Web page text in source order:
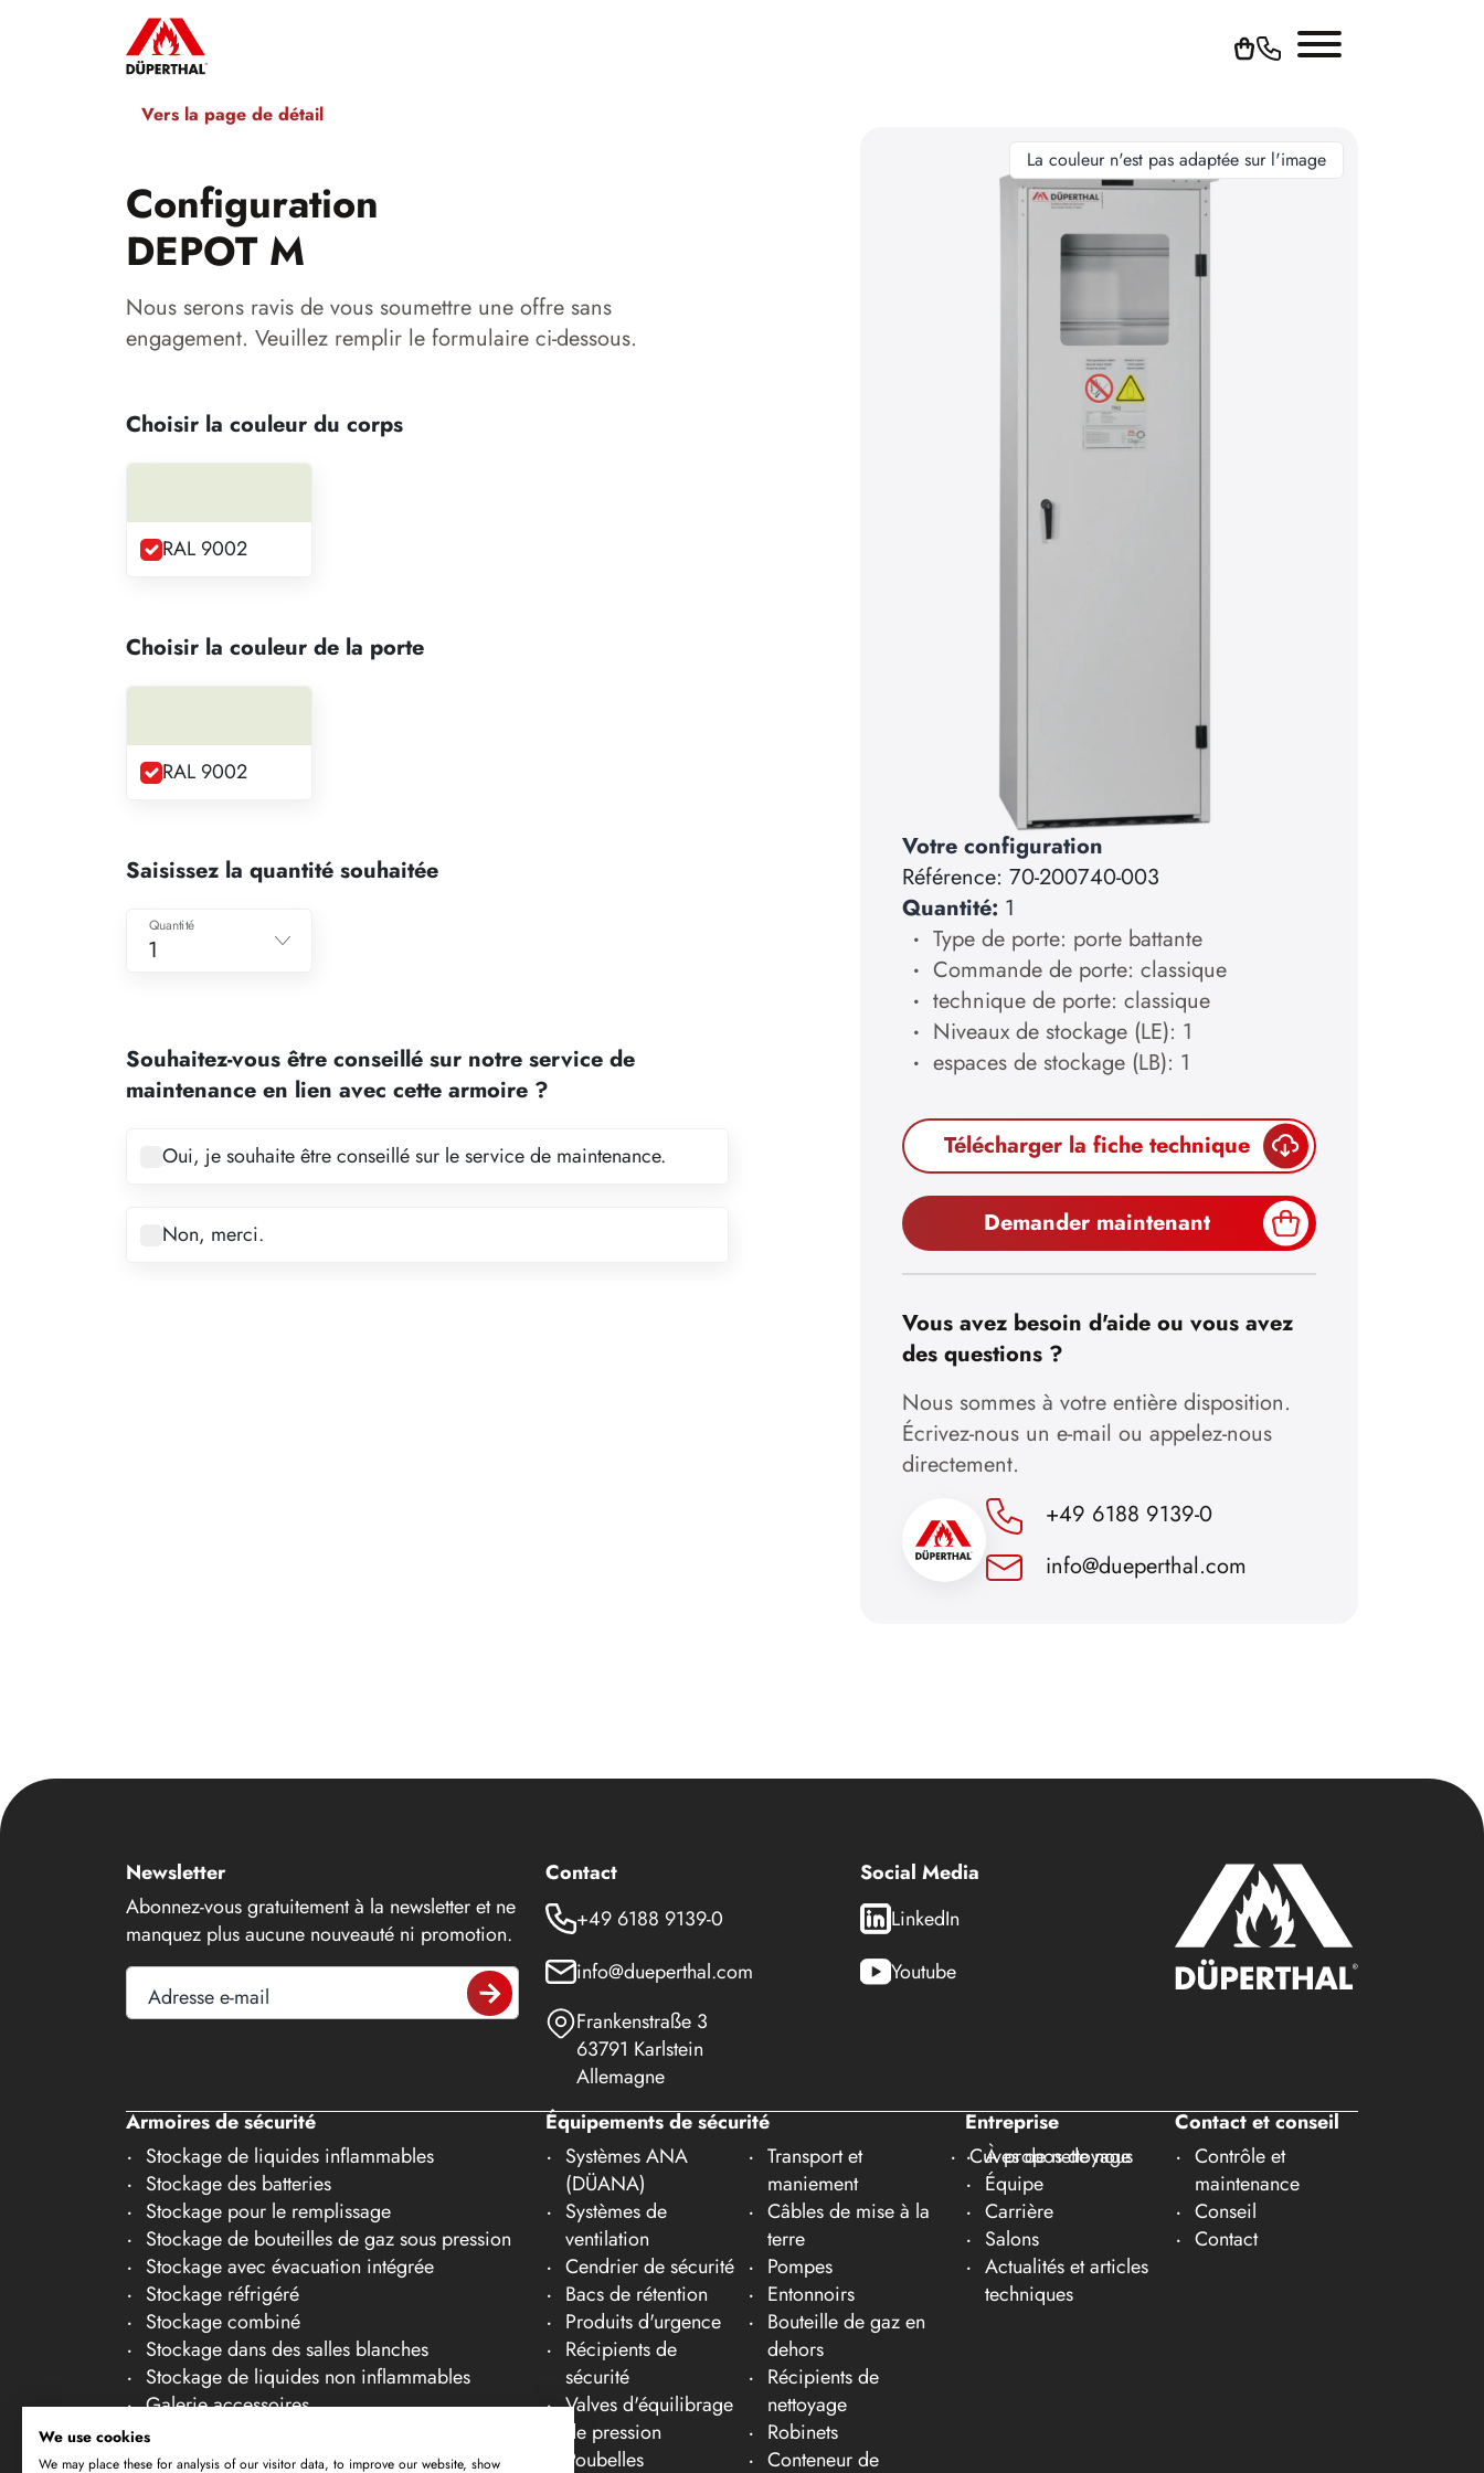
Vers la page de détail
Configuration
DEPOT M
Nous serons ravis de vous soumettre une offre sans
engagement. Veuillez remplir le formulaire ci-dessous.
Choisir la couleur du corps
RAL 9002
Choisir la couleur de la porte
RAL 9002
Saisissez la quantité souhaitée
1
3
4
5
7
24
25
27
30
Quantité
Souhaitez-vous être conseillé sur notre service de
maintenance en lien avec cette armoire ?
Oui, je souhaite être conseillé sur le service de maintenance.
Non, merci.
La couleur n'est pas adaptée sur l'image
Votre configuration
Référence: 70-200740-003
Quantité: 1
Type de porte: porte battante
Commande de porte: classique
technique de porte: classique
Niveaux de stockage (LE): 1
espaces de stockage (LB): 1
Télécharger la fiche technique
Demander maintenant
Vous avez besoin d'aide ou vous avez
des questions ?
Nous sommes à votre entière disposition.
Écrivez-nous un e-mail ou appelez-nous
directement.
+49 6188 9139-0
info@dueperthal.com
Newsletter
Abonnez-vous gratuitement à la newsletter et ne
manquez plus aucune nouveauté ni promotion.
Adresse e-mail
Contact
+49 6188 9139-0
info@dueperthal.com
Frankenstraße 3
63791 Karlstein
Allemagne
Social Media
LinkedIn
Youtube
Armoires de sécurité
Stockage de liquides inflammables
Stockage des batteries
Stockage pour le remplissage
Stockage de bouteilles de gaz sous pression
Stockage avec évacuation intégrée
Stockage réfrigéré
Stockage combiné
Stockage dans des salles blanches
Stockage de liquides non inflammables
Galerie accessoires
Équipements de sécurité
Systèmes ANA
(DÜANA)
Systèmes de
ventilation
Cendrier de sécurité
Bacs de rétention
Produits d'urgence
Récipients de
sécurité
Valves d'équilibrage
de pression
Poubelles
Transport et
maniement
Câbles de mise à la
terre
Pompes
Entonnoirs
Bouteille de gaz en
dehors
Récipients de
nettoyage
Robinets
Conteneur de
Cuves de nettoyage
Entreprise
À propos de nous
Équipe
Carrière
Salons
Actualités et articles
techniques
Contact et conseil
Contrôle et
maintenance
Conseil
Contact
We use cookies
We may place these for analysis of our visitor data, to improve our website, show